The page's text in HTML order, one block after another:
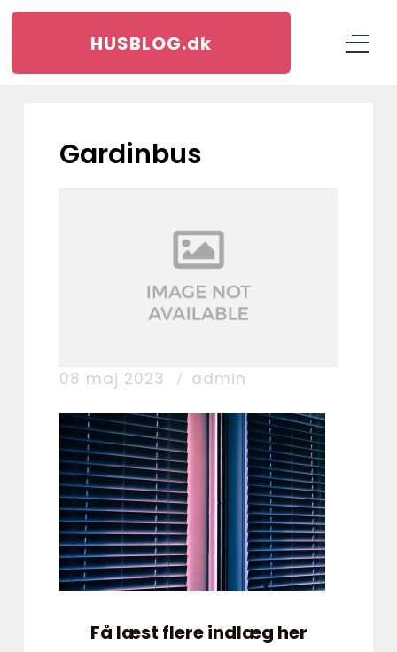
HUSBLOG.dk
gardinbus
08 maj 2023 admin
Få læst flere indlæg her